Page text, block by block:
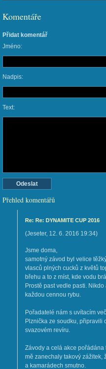
Komentáře
Přidat komentář
Jméno:
Nadpis:
Text:
Přehled komentářů
Re: Re: DYNAMITE CUP 2016
(Jeseter, 12. 6. 2016 19:34)
Jsme doma,
samotný závod byl velice
vlasců plných cucků z květů
břehu a to z míst, kde vodu
Prostě past vedle pasti.
každou cennou rybu.
Pořadatelé nám s uvítacím
Plznička ze soudku,
svazovém revíru.
Závody a celá akce pořádána
mě zanechaly takový zážitek,
a kamarádech smutno.